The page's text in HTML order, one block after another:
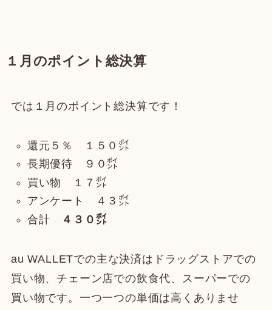
１月のポイント総決算
では１月のポイント総決算です！
還元５％ １５０㌽
長期優待 ９０㌽
買い物 １７㌽
アンケート ４３㌽
合計
４３０㌽
au WALLETでの主な決済はドラッグストアでの
買い物、チェーン店での飲食代、スーパーでの
買い物です。一つ一つの単価は高くありませ